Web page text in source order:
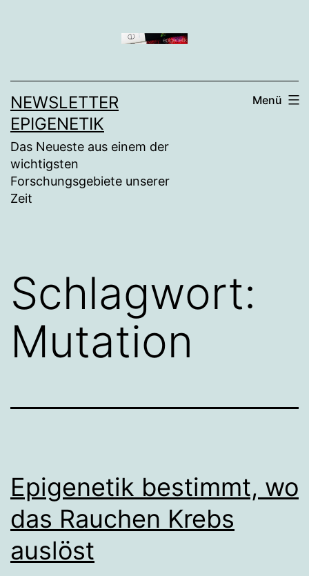
NEWSLETTER
EPIGENETIK
Das Neueste aus einem der
wichtigsten
Forschungsgebiete unserer
Zeit
Menü
Schlagwort:
Mutation
Epigenetik bestimmt, wo
das Rauchen Krebs
auslöst